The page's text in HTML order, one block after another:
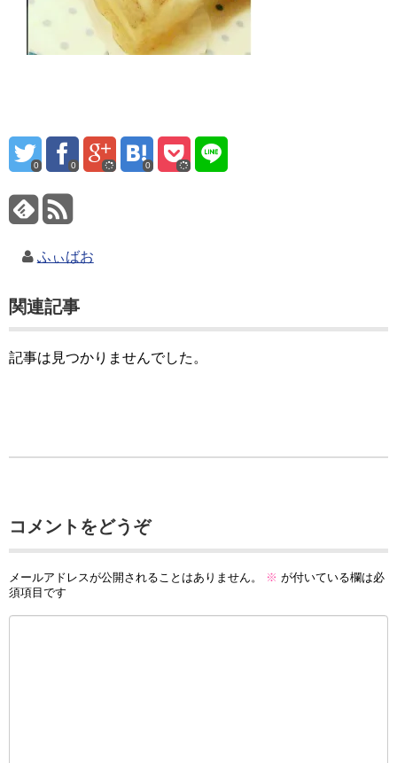
0 0 0
ふぃばお
関連記事
記事は見つかりませんでした。
コメントをどうぞ
メールアドレスが公開されることはありません。 ※ が付いている欄は必
須項目です